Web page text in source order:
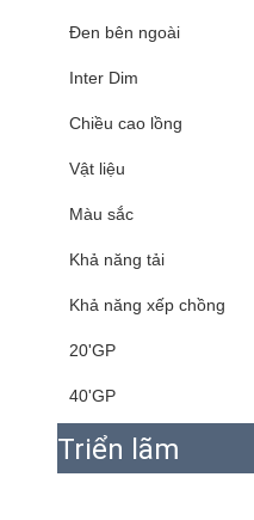
Đen bên ngoài
Inter Dim
Chiều cao lồng
Vật liệu
Màu sắc
Khả năng tải
Khả năng xếp chồng
20'GP
40'GP
Triển lãm